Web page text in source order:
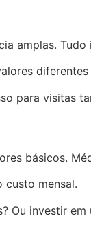
amplas. Tudo
para visitas
básicos.
custo mensal.
Ou investir